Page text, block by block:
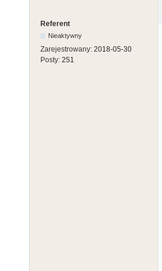
Referent
Nieaktywny
Zarejestrowany: 2018-05-30
Posty: 251